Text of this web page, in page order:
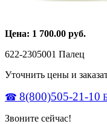
Цена: 1 700.00 руб.
622-2305001 Палец
Уточнить цены и
☎ 8(800)505-21-10
Звоните сейчас!